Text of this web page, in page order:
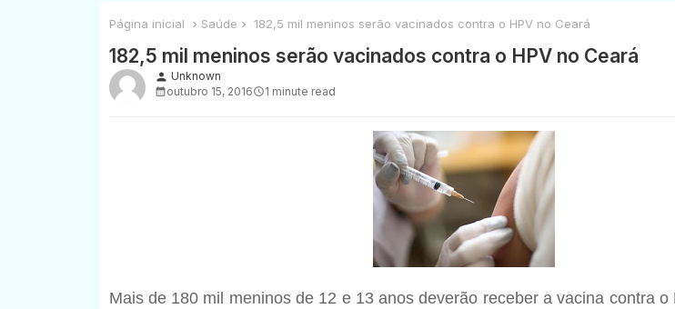
Página inicial Saúde 182,5 mil meninos serão vacinados contra o HPV no Ceará
182,5 mil meninos serão vacinados contra o HPV no Ceará
person Unknown
outubro 15, 2016
1 minute read
Mais de 180 mil meninos de 12 e 13 anos deverão receber a vacina contra